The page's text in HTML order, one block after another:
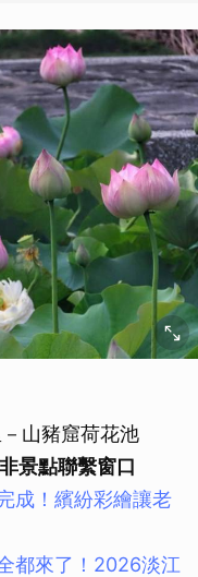
山豬窟荷花池
景點聯繫窗口
成！繽紛彩繪讓老
都來了！2026淡江